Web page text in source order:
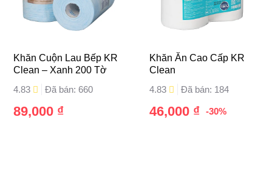
Khăn Cuộn Lau Bếp KR
Clean – Xanh 200 Tờ
4.83
Đã bán: 660
89,000 ₫
Khăn Ăn Cao Cấp KR
Clean
4.83
Đã bán: 184
46,000 ₫ -30%